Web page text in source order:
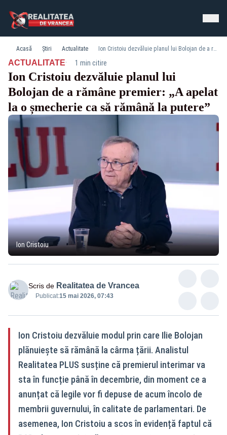
Acasă Știri Actualitate Ion Cristoiu dezvăluie planul lui Bolojan de a rămâne premier: „A apelat la o șmecherie ca să rămână la putere”
ACTUALITATE· 1 min citire
Ion Cristoiu dezvăluie planul lui
Bolojan de a rămâne premier: „A apelat
la o șmecherie ca să rămână la putere”
Ion Cristoiu
Scris de Realitatea de Vrancea
Publicat:15 mai 2026, 07:43
Ion Cristoiu dezvăluie modul prin care Ilie Bolojan
plănuiește să rămână la cârma țării. Analistul
Realitatea PLUS susține că premierul interimar va
sta în funcție până în decembrie, din moment ce a
anunțat că legile vor fi depuse de acum încolo de
membrii guvernului, în calitate de parlamentari. De
asemenea, Ion Cristoiu a scos în evidență faptul că